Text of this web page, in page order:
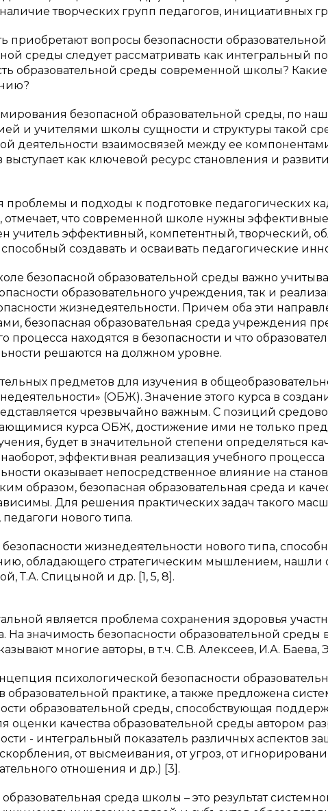
творческих групп педагогов, инициативных
приобретают вопросы безопасности
среды следует рассматривать как интегральный
образовательной среды современной школы?
безопасной образовательной среды, по
и учителями школы сущности и структуры такой
деятельности взаимосвязей между ее
как ключевой ресурс становления и
проблемы и подходы к подготовке педагогических
отмечает, что современной школе нужны
учитель эффективный, компетентный, творческий,
создавать и осваивать педагогические
безопасной образовательной среды важно
образовательного учреждения, так и
жизнедеятельности. Причем оба эти
безопасная образовательная среда учреждения
процесса находятся в безопасности и что
решаются на должном уровне.
предметов для изучения в
(ОБЖ). Значение этого курса в
чрезвычайно важным. С позиций
курса ОБЖ, достижение ими не только
будет в значительной степени определяться
эффективная реализация учебного процесса
оказывает непосредственное влияние на
образом, безопасная образовательная среда и
Для решения практических задач такого
нового типа.
жизнедеятельности нового типа,
обладающего стратегическим мышлением, нашли
Т.А. Спицыной и др. [1, 5, 8].
является проблема сохранения здоровья
На значимость безопасности образовательной среды
многие авторы, в т.ч. С.В. Алексеев, И.А. Баева,
психологической безопасности
практике, а также предложена
образовательной среды, способствующая
оценки качества образовательной среды автором
- интегральный показатель различных аспектов
от высмеивания, от угроз, от
отношения и др.) [3].
среда школы – это результат